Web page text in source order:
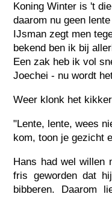
Koning Winter is 't
daarom nu geen
IJsman zegt men
bekend ben ik bij
Een zak heb ik vol
Joechei - nu wordt
Weer klonk het
"Lente, lente, wees
kom, toon je gezicht
Hans had wel willen
fris geworden dat
bibberen. Daarom